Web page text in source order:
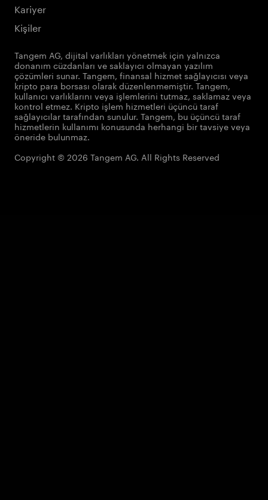
Kariyer
Kişiler
Tangem AG, dijital varlıkları yönetmek için yalnızca
donanım cüzdanları ve saklayıcı olmayan yazılım
çözümleri sunar. Tangem, finansal hizmet sağlayıcısı veya
kripto para borsası olarak düzenlenmemiştir. Tangem,
kullanıcı varlıklarını veya işlemlerini tutmaz, saklamaz veya
kontrol etmez. Kripto işlem hizmetleri üçüncü taraf
sağlayıcılar tarafından sunulur. Tangem, bu üçüncü taraf
hizmetlerin kullanımı konusunda herhangi bir tavsiye veya
öneride bulunmaz.